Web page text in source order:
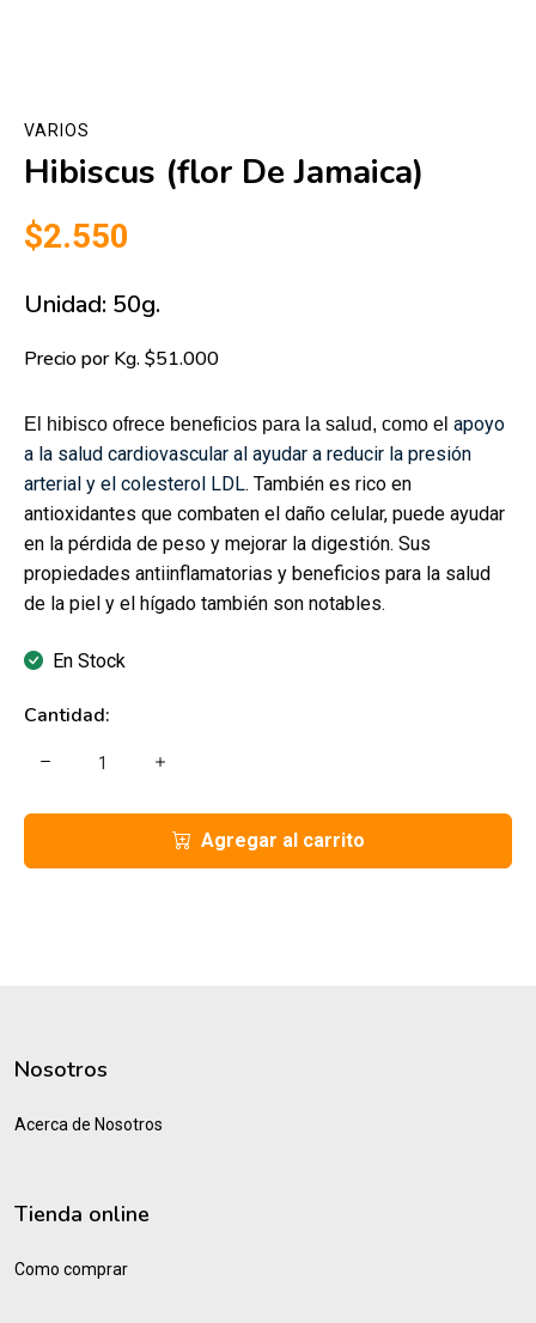
VARIOS
Hibiscus (flor De Jamaica)
$2.550
Unidad: 50g.
Precio por Kg. $51.000
El hibisco ofrece beneficios para la salud, como el apoyo
a la salud cardiovascular al ayudar a reducir la presión
arterial y el colesterol LDL. También es rico en
antioxidantes que combaten el daño celular, puede ayudar
en la pérdida de peso y mejorar la digestión. Sus
propiedades antiinflamatorias y beneficios para la salud
de la piel y el hígado también son notables.
En Stock
Cantidad:
Agregar al carrito
Nosotros
Acerca de Nosotros
Tienda online
Como comprar